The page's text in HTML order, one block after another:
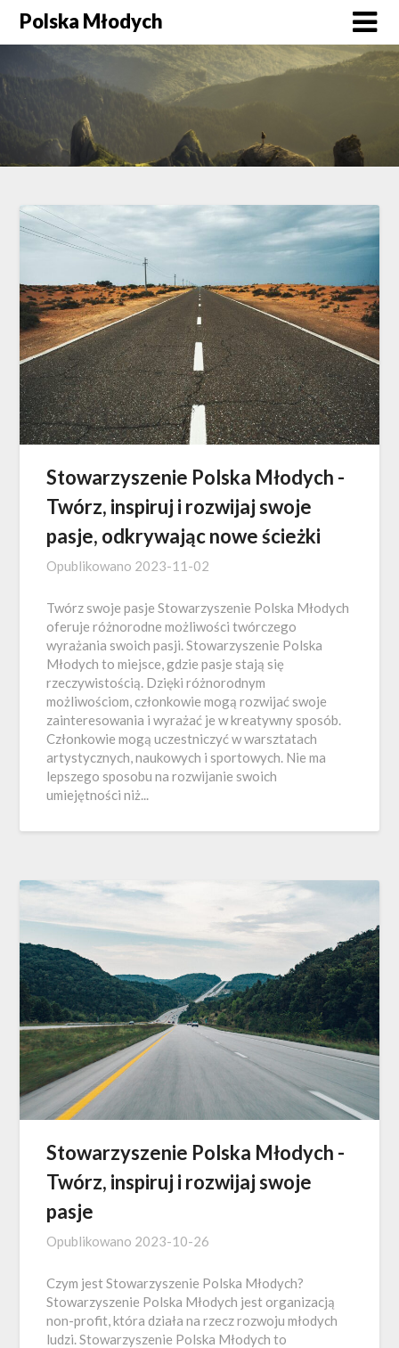
SkipPolska Młodych
Stowarzyszenie Polska Młodych -
Twórz, inspiruj i rozwijaj swoje
pasje, odkrywając nowe ścieżki
Opublikowano 2023-11-02
Twórz swoje pasje Stowarzyszenie Polska Młodych
oferuje różnorodne możliwości twórczego
wyrażania swoich pasji. Stowarzyszenie Polska
Młodych to miejsce, gdzie pasje stają się
rzeczywistością. Dzięki różnorodnym
możliwościom, członkowie mogą rozwijać swoje
zainteresowania i wyrażać je w kreatywny sposób.
Członkowie mogą uczestniczyć w warsztatach
artystycznych, naukowych i sportowych. Nie ma
lepszego sposobu na rozwijanie swoich
umiejętności niż...
Stowarzyszenie Polska Młodych -
Twórz, inspiruj i rozwijaj swoje
pasje
Opublikowano 2023-10-26
Czym jest Stowarzyszenie Polska Młodych?
Stowarzyszenie Polska Młodych jest organizacją
non-profit, która działa na rzecz rozwoju młodych
ludzi. Stowarzyszenie Polska Młodych to